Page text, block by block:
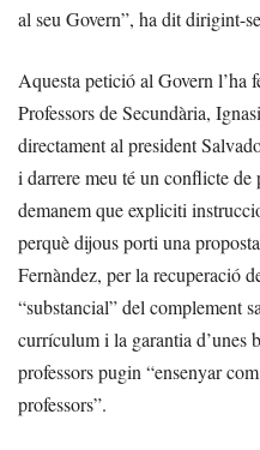
al seu Govern”, ha dit dirigint-
Aquesta petició al Govern l’ha
Professors de Secundària,
directament al president
i darrere meu té un conflicte de
demanem que expliciti
perquè dijous porti una
Fernàndez, per la recuperació
“substancial” del complement
currículum i la garantia d’unes
professors pugin “ensenyar
professors”.